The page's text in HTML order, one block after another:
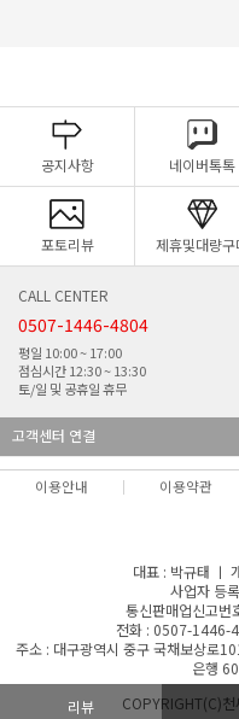
리뷰
공지사항 네이버톡톡
포토리뷰 제휴및대량구
CALL CENTER
0507-1446-4804
평일 10:00 ~ 17:00
점심시간 12:30 ~ 13:30
토/일 및 공휴일 휴무
고객센터 연결
이용안내 이용약관
대표 : 박규태 ㅣ
사업자 등
통신판매업신고
전화 : 0507-1446-
주소 : 대구광역시 중구 국채보상로
은행
COPYRIGHT(C)천